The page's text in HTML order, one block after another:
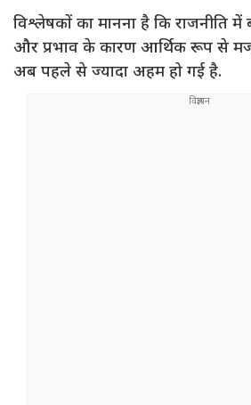
विश्लेषकों का मानना है कि राजनीति
और प्रभाव के कारण आर्थिक रूप से
अब पहले से ज्यादा अहम हो गई है.